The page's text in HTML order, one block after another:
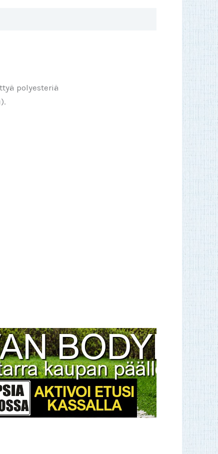
polyesteriä